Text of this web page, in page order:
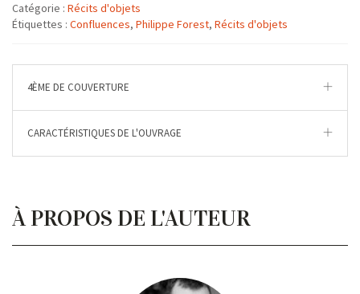
Catégorie : Récits d'objets
Étiquettes : Confluences, Philippe Forest, Récits d'objets
4ÈME DE COUVERTURE
CARACTÉRISTIQUES DE L'OUVRAGE
À PROPOS DE L'AUTEUR